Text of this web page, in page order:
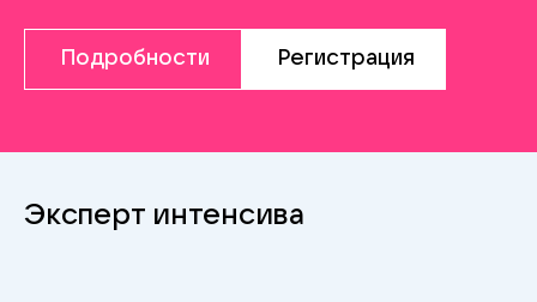
Подробности Регистрация
Эксперт интенсива